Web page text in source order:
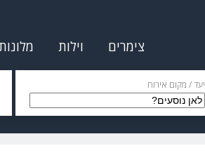
צימרים וילות
יעד / מקום אירוח